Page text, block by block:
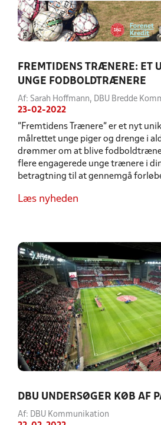
FREMTIDENS TRÆNERE: ET
UNGE FODBOLDTRÆNERE
Af: Sarah Hoffmann, DBU Bredde
23-02-2022
”Fremtidens Trænere” er et nyt
målrettet unge piger og drenge i
drømmer om at blive
flere engagerede unge trænere i
betragtning til at gennemgå
Læs nyheden
DBU UNDERSØGER KØB AF
Af: DBU Kommunikation